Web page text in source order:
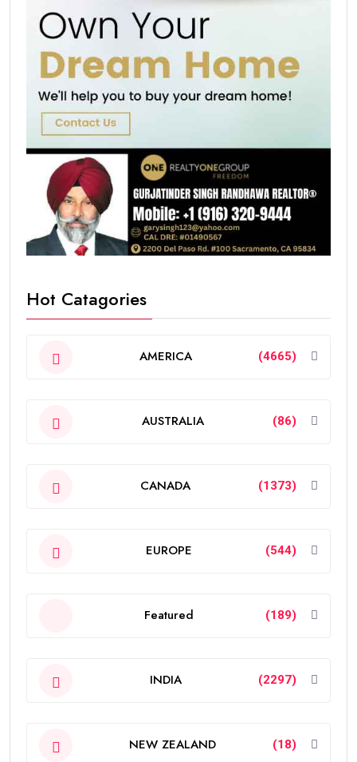
Hot Catagories
AMERICA (4665)
AUSTRALIA (86)
CANADA (1373)
EUROPE (544)
Featured (189)
INDIA (2297)
NEW ZEALAND (18)